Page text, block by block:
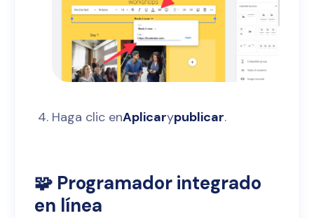
Haga clic enAplicarypublicar.
🧩 Programador integrado
en línea